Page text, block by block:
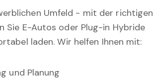
Umfeld - mit der richtigen
Sie E-Autos oder Plug-in Hybride
laden. Wir helfen Ihnen mit:
und Planung